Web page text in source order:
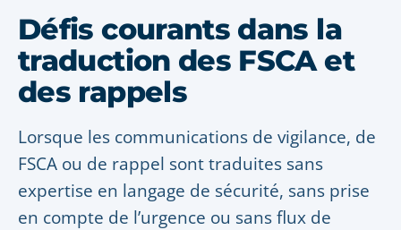
Défis courants dans la
traduction des FSCA et
des rappels
Lorsque les communications de vigilance, de
FSCA ou de rappel sont traduites sans
expertise en langage de sécurité, sans prise
en compte de l’urgence ou sans flux de